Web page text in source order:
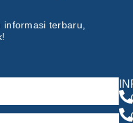
terbaru,